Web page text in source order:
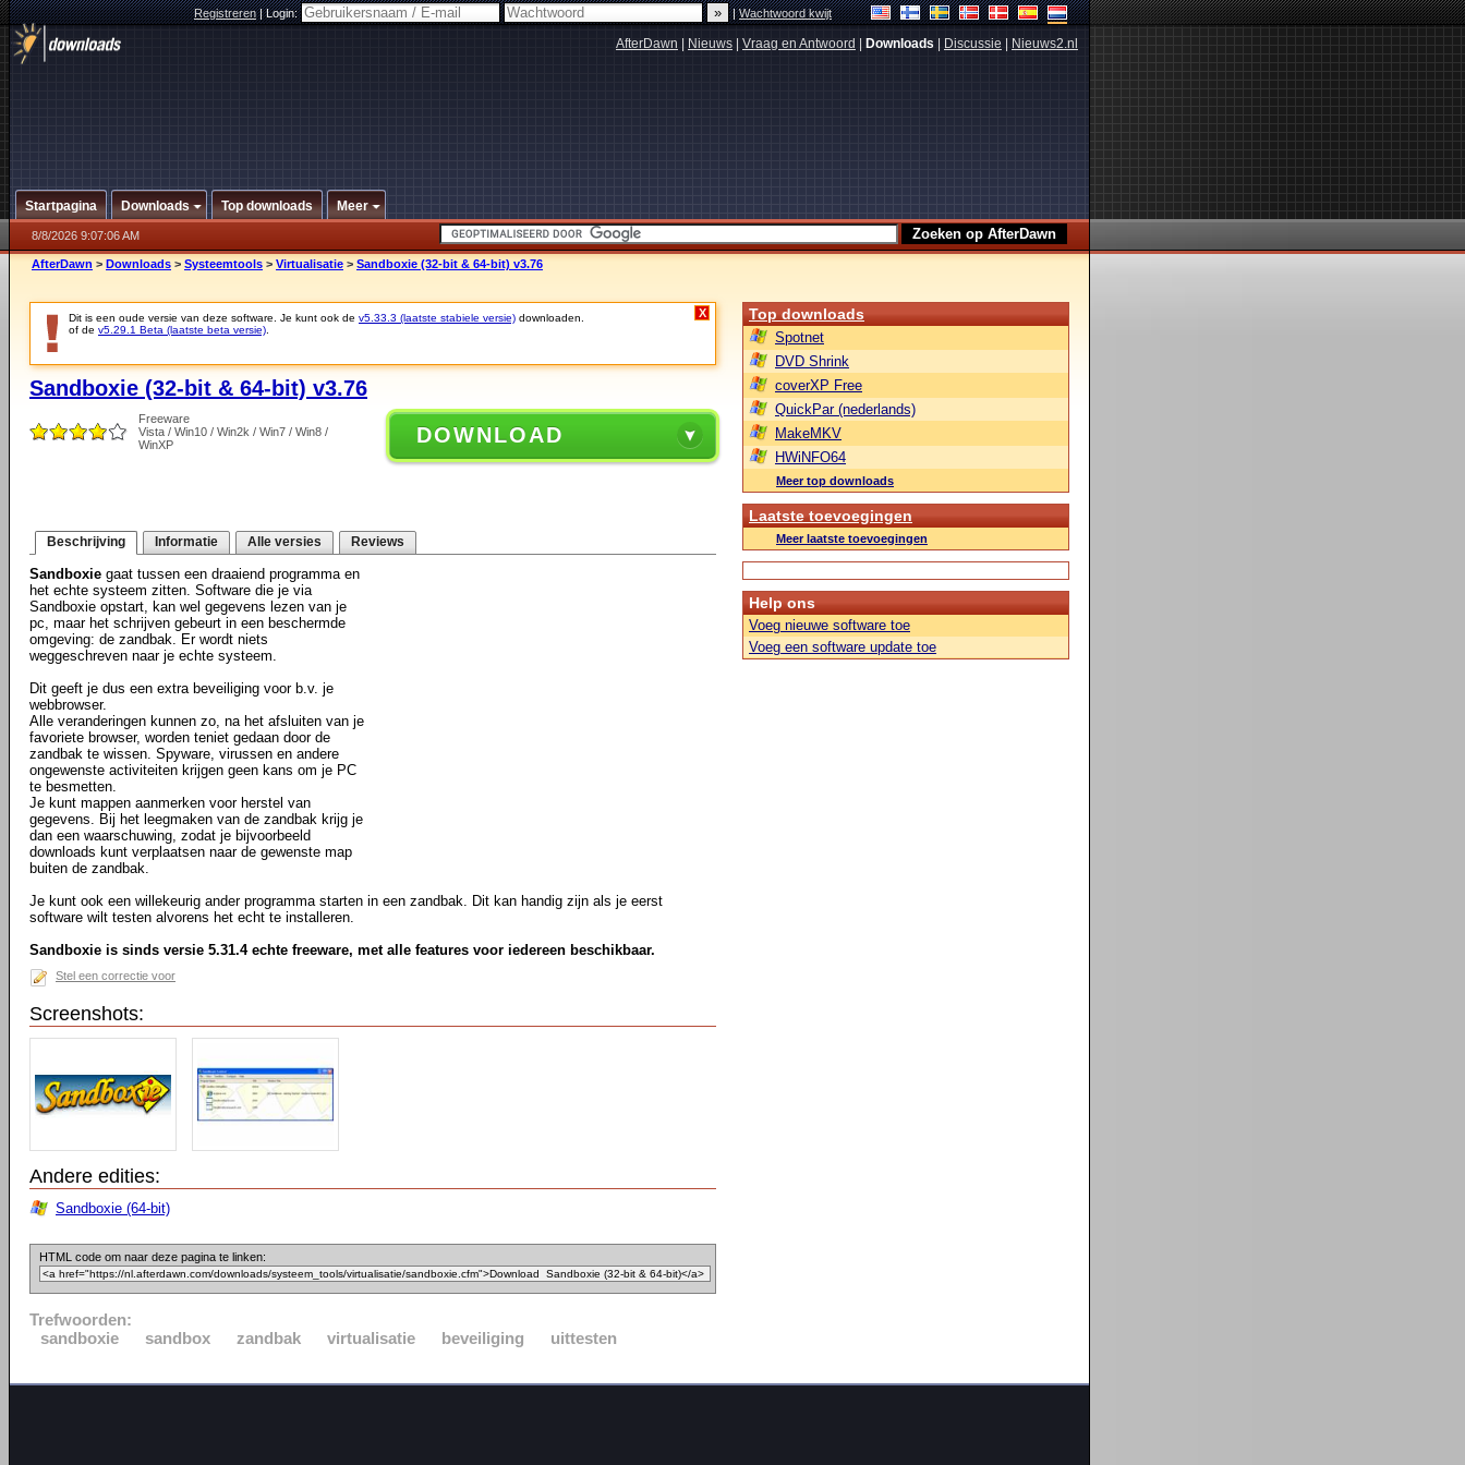
Registreren|Login: |Wachtwoord kwijt
AfterDawn Nieuws Vraag en Antwoord Downloads Discussie Nieuws2.nl
Startpagina Downloads Top downloads Meer
8/8/2026 9:07:06 AM
AfterDawn > Downloads > Systeemtools > Virtualisatie > Sandboxie (32-bit & 64-bit) v3.76
Dit is een oude versie van deze software. Je kunt ook de v5.33.3 (laatste stabiele versie) downloaden.
of de v5.29.1 Beta (laatste beta versie)
X
Sandboxie (32-bit & 64-bit) v3.76
Freeware
Vista / Win10 / Win2k / Win7 / Win8 /
WinXP
DOWNLOAD
Beschrijving Informatie Alle versies Reviews
Sandboxie gaat tussen een draaiend programma en
het echte systeem zitten. Software die je via
Sandboxie opstart, kan wel gegevens lezen van je
pc, maar het schrijven gebeurt in een beschermde
omgeving: de zandbak. Er wordt niets
weggeschreven naar je echte systeem.
Dit geeft je dus een extra beveiliging voor b.v. je
webbrowser.
Alle veranderingen kunnen zo, na het afsluiten van je
favoriete browser, worden teniet gedaan door de
zandbak te wissen. Spyware, virussen en andere
ongewenste activiteiten krijgen geen kans om je PC
te besmetten.
Je kunt mappen aanmerken voor herstel van
gegevens. Bij het leegmaken van de zandbak krijg je
dan een waarschuwing, zodat je bijvoorbeeld
downloads kunt verplaatsen naar de gewenste map
buiten de zandbak.
Je kunt ook een willekeurig ander programma starten in een zandbak. Dit kan handig zijn als je eerst
software wilt testen alvorens het echt te installeren.
Sandboxie is sinds versie 5.31.4 echte freeware, met alle features voor iedereen beschikbaar.
Stel een correctie voor
Screenshots:
Andere edities:
Sandboxie (64-bit)
HTML code om naar deze pagina te linken:
Trefwoorden:
sandboxie
sandbox zandbak virtualisatie beveiliging uittesten
Top downloads
Spotnet
DVD Shrink
coverXP Free
QuickPar (nederlands)
MakeMKV
HWiNFO64
Meer top downloads
Laatste toevoegingen
Meer laatste toevoegingen
Help ons
Voeg nieuwe software toe
Voeg een software update toe